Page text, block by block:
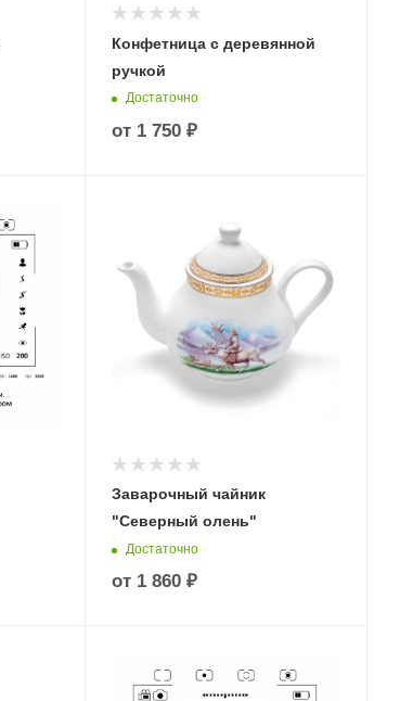
Конфетница с деревянной
ручкой
Достаточно
от 1 750 ₽
Заварочный чайник
"Северный олень"
Достаточно
от 1 860 ₽